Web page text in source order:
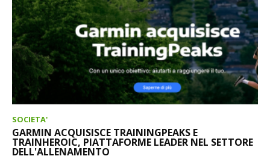
SOCIETA'
GARMIN ACQUISISCE TRAININGPEAKS E
TRAINHEROIC, PIATTAFORME LEADER NEL SETTORE
DELL'ALLENAMENTO